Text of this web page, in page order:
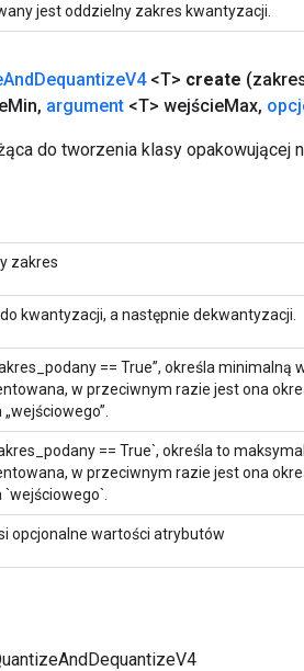
jest oddzielny zakres kwantyzacji.
AndDequantizeV4<T> create
Min, argument <T> wejścieMax,
do tworzenia klasy opakowującej
zakres
kwantyzacji, a następnie dekwantyzacji.
== True”, określa minimalną
w przeciwnym razie jest ona
== True`, określa to
w przeciwnym razie jest ona
opcjonalne wartości atrybutów